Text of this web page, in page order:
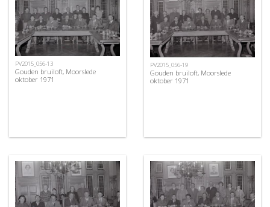
PV2015_056-13
Gouden bruiloft, Moorslede
oktober 1971
PV2015_056-19
Gouden bruiloft, Moorslede
oktober 1971